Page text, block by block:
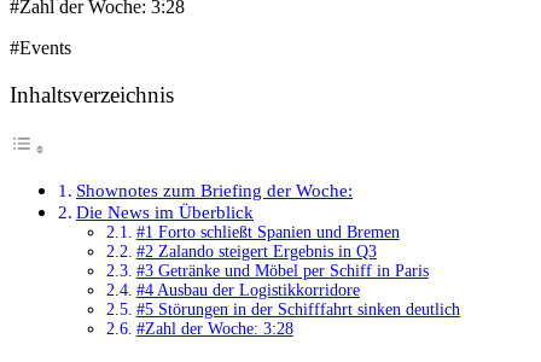
#Zahl der Woche: 3:28
#Events
Inhaltsverzeichnis
Shownotes zum Briefing der Woche:
Die News im Überblick
#1 Forto schließt Spanien und Bremen
#2 Zalando steigert Ergebnis in Q3
#3 Getränke und Möbel per Schiff in Paris
#4 Ausbau der Logistikkorridore
#5 Störungen in der Schifffahrt sinken deutlich
#Zahl der Woche: 3:28